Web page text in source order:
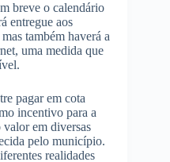
breve o calendário
entregue aos
também haverá a
uma medida que
pagar em cota
incentivo para a
valor em diversas
pelo município.
realidades